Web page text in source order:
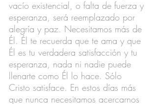
vacío existencial, o falta de fuerza y
esperanza, será reemplazado por
alegría y paz. Necesitamos más de
Él. Él te recuerda que te ama y que
Él es tu verdadera satisfacción y tu
esperanza, nada ni nadie puede
llenarte como Él lo hace. Sólo
Cristo satisface. En estos días más
que nunca necesitamos acercarnos